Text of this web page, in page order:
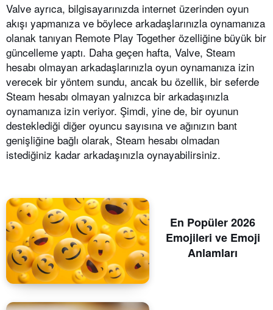
Valve ayrıca, bilgisayarınızda internet üzerinden oyun
akışı yapmanıza ve böylece arkadaşlarınızla oynamanıza
olanak tanıyan Remote Play Together özelliğine büyük bir
güncelleme yaptı. Daha geçen hafta, Valve, Steam
hesabı olmayan arkadaşlarınızla oyun oynamanıza izin
verecek bir yöntem sundu, ancak bu özellik, bir seferde
Steam hesabı olmayan yalnızca bir arkadaşınızla
oynamanıza izin veriyor. Şimdi, yine de, bir oyunun
desteklediği diğer oyuncu sayısına ve ağınızın bant
genişliğine bağlı olarak, Steam hesabı olmadan
istediğiniz kadar arkadaşınızla oynayabilirsiniz.
En Popüler 2026
Emojileri ve Emoji
Anlamları